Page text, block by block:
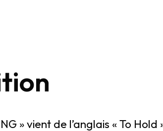
» vient de l’anglais « To